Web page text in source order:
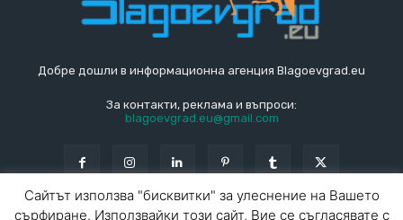
Добре дошли в информационна агенция Blagoevgrad.eu
За контакти, реклама и въпроси:
blagoevgrad.eu@gmail.com
Сайтът използва "бисквитки" за улеснение на Вашето
сърфиране. Използвайки този сайт, Вие се съгласявате с